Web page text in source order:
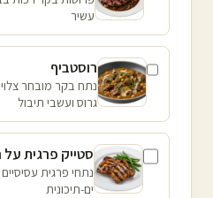
עשיר
רוסטביף
נתח בקר מובחר
גרוס ועשבי תיבול
סטייק פרגית
נתחי פרגית
ים-תיכונית